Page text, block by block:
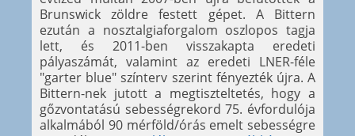
Brunswick zöldre festett gépet. A Bittern
ezután a nosztalgiaforgalom oszlopos tagja
lett, és 2011-ben visszakapta eredeti
pályaszámát, valamint az eredeti LNER-féle
"garter blue" színterv szerint fényezték újra. A
Bittern-nek jutott a megtiszteltetés, hogy a
gőzvontatású sebességrekord 75. évfordulója
alkalmából 90 mérföld/órás emelt sebességre